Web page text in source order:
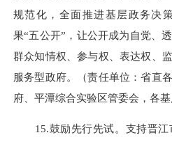
规范化，全面推进基层政务决
果“五公开”，让公开成为自觉、
群众知情权、参与权、表达权、
服务型政府。（责任单位：省直
府、平潭综合实验区管委会，各基
15.鼓励先行先试。支持晋江